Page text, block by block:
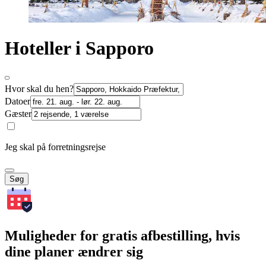
Hoteller i Sapporo
Hvor skal du hen?
Datoer
Gæster
Jeg skal på forretningsrejse
Søg
Muligheder for gratis afbestilling, hvis
dine planer ændrer sig